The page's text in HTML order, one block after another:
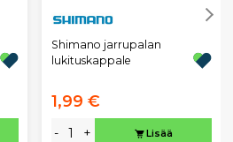
Shimano jarrupalan
lukituskappale
1,99 €
- + Lisää